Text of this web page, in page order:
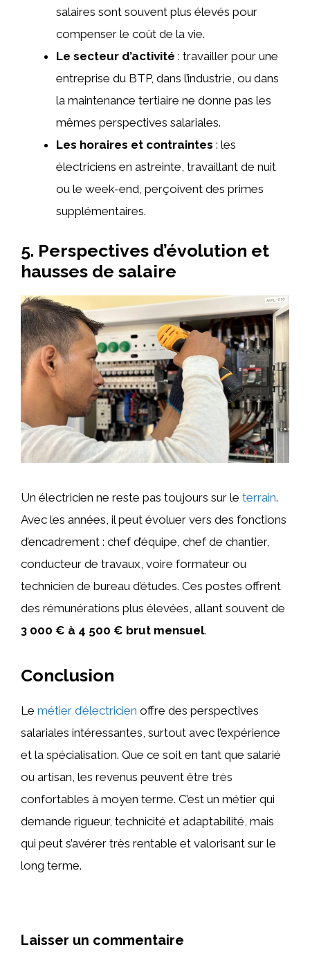
salaires sont souvent plus élevés pour
compenser le coût de la vie.
Le secteur d’activité : travailler pour une
entreprise du BTP, dans l’industrie, ou dans
la maintenance tertiaire ne donne pas les
mêmes perspectives salariales.
Les horaires et contraintes : les
électriciens en astreinte, travaillant de nuit
ou le week-end, perçoivent des primes
supplémentaires.
5. Perspectives d’évolution et
hausses de salaire
Un électricien ne reste pas toujours sur le terrain.
Avec les années, il peut évoluer vers des fonctions
d’encadrement : chef d’équipe, chef de chantier,
conducteur de travaux, voire formateur ou
technicien de bureau d’études. Ces postes offrent
des rémunérations plus élevées, allant souvent de
3 000 € à 4 500 € brut mensuel.
Conclusion
Le métier d’électricien offre des perspectives
salariales intéressantes, surtout avec l’expérience
et la spécialisation. Que ce soit en tant que salarié
ou artisan, les revenus peuvent être très
confortables à moyen terme. C’est un métier qui
demande rigueur, technicité et adaptabilité, mais
qui peut s’avérer très rentable et valorisant sur le
long terme.
Laisser un commentaire